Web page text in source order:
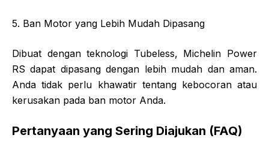
5. Ban Motor yang Lebih Mudah Dipasang
Dibuat dengan teknologi Tubeless, Michelin Power
RS dapat dipasang dengan lebih mudah dan aman.
Anda tidak perlu khawatir tentang kebocoran atau
kerusakan pada ban motor Anda.
Pertanyaan yang Sering Diajukan (FAQ)